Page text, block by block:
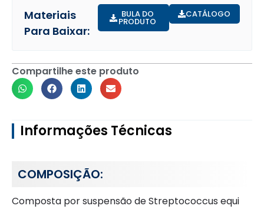
Materiais
Para Baixar:
BULA DO
PRODUTO
CATÁLOGO
Compartilhe este produto
Informações Técnicas
COMPOSIÇÃO:
Composta por suspensão de Streptococcus equi